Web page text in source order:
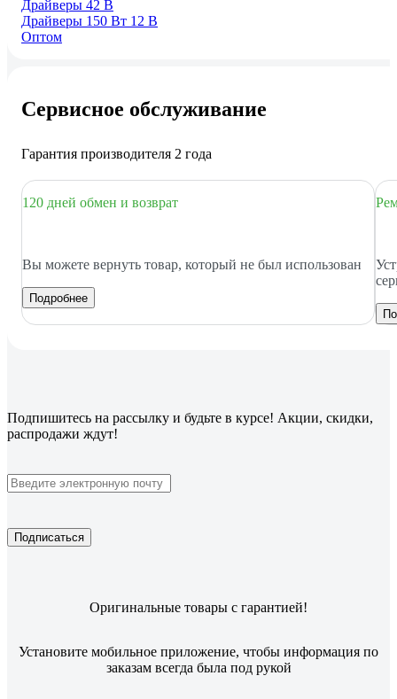
Драйверы 42 В
Драйверы 150 Вт 12 В
Оптом
Сервисное обслуживание
Гарантия производителя 2 года
120 дней обмен и возврат
Вы можете вернуть товар, который не был использован
Подробнее
Подпишитесь на рассылку и будьте в курсе! Акции, скидки,
распродажи ждут!
Подписаться
Оригинальные товары с гарантией!
Установите мобильное приложение, чтобы информация по
заказам всегда была под рукой